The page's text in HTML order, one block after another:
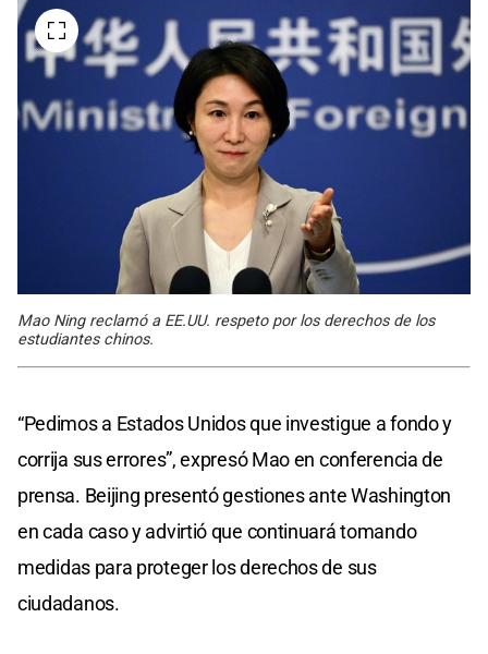
Mao Ning reclamó a EE.UU. respeto por los derechos de los
estudiantes chinos.
“Pedimos a Estados Unidos que investigue a fondo y
corrija sus errores”, expresó Mao en conferencia de
prensa. Beijing presentó gestiones ante Washington
en cada caso y advirtió que continuará tomando
medidas para proteger los derechos de sus
ciudadanos.